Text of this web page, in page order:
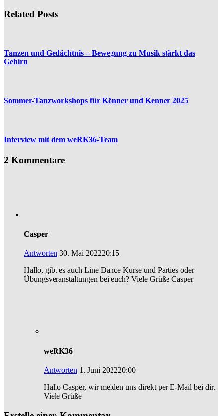
Related Posts
Tanzen und Gedächtnis – Bewegung zu Musik stärkt das
Gehirn
Sommer-Tanzworkshops für Könner und Kenner 2025
Interview mit dem weRK36-Team
2 Kommentare
Casper
Antworten 30. Mai 202220:15
Hallo, gibt es auch Line Dance Kurse und Parties oder
Übungsveranstaltungen bei euch? Viele Grüße Casper
weRK36
Antworten 1. Juni 202220:00
Hallo Casper, wir melden uns direkt per E-Mail bei dir.
Viele Grüße